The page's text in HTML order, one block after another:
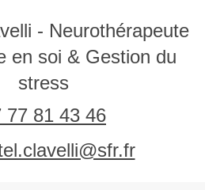
- Neurothérapeute
en soi & Gestion du
stress
77 81 43 46